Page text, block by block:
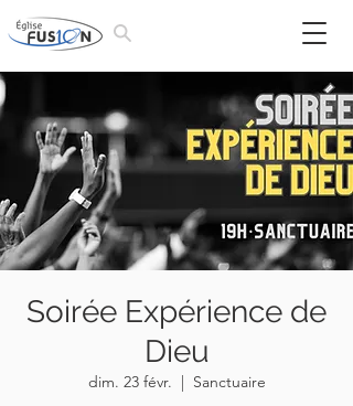
Soirée Expérience de
Dieu
dim. 23 févr.
  |
Sanctuaire